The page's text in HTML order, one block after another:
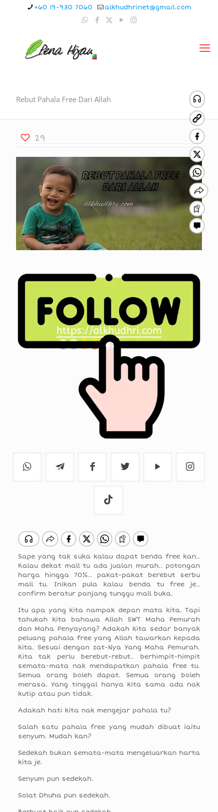
+60 19-930 7060 alkhudhrinet@gmail.com
Rebut Pahala Free Dari Allah
29
Sape yang tak suka kalau dapat benda free kan..
Kalau dekat mall tu ada jualan murah.. potongan
harga hingga 70%.. pakat-pakat berebut serbu
mall tu. Inikan pula kalau benda tu free je..
confirm beratur panjang tunggu mall buka.
Itu apa yang kita nampak depan mata kita. Tapi
tahukah kita bahawa Allah SWT Maha Pemurah
dan Maha Penyayang? Adakah kita sedar banyak
peluang pahala free yang Allah tawarkan kepada
kita. Sesuai dengan zat-Nya Yang Maha Pemurah.
Kita tak perlu berebut-rebut.. berhimpit-himpit
semata-mata nak mendapatkan pahala free tu.
Semua orang boleh dapat. Semua orang boleh
merasa. Yang tinggal hanya kita sama ada nak
kutip atau pun tidak.
Adakah hati kita nak mengejar pahala tu?
Salah satu pahala free yang mudah dibuat iaitu
senyum. Mudah kan?
Sedekah bukan semata-mata mengeluarkan harta
kita je.
Senyum pun sedekah.
Solat Dhuha pun sedekah.